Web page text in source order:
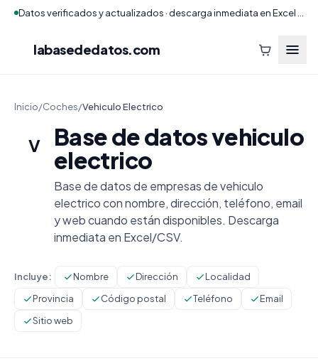
labasededatos.com
Inicio/Coches/Vehiculo Electrico
V
Base de datos vehiculo
electrico
Base de datos de empresas de vehiculo
electrico con nombre, dirección, teléfono, email
y web cuando están disponibles. Descarga
inmediata en Excel/CSV.
Incluye: Nombre Dirección
Localidad
Provincia
Código postal Teléfono
Email
Sitio web